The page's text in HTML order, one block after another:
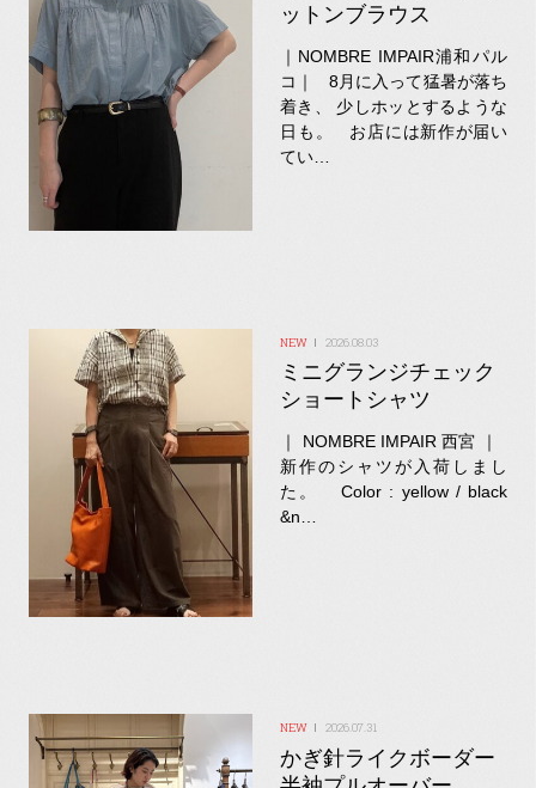
ットンブラウス
｜NOMBRE IMPAIR浦和パル
コ｜ 8月に入って猛暑が落ち
着き、 少しホッとするような
日も。 お店には新作が届い
てい…
2026.08.03
ミニグランジチェック
ショートシャツ
｜ NOMBRE IMPAIR 西宮 ｜
新作のシャツが入荷しまし
た。 Color : yellow / black
&n…
2026.07.31
かぎ針ライクボーダー